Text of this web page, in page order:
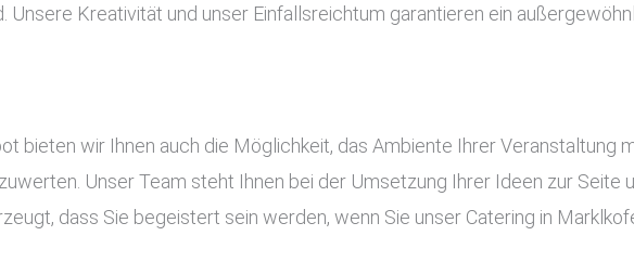
Kreativität und unser Einfallsreichtum garantieren ein
bieten wir Ihnen auch die Möglichkeit, das Ambiente Ihrer Veranstaltung
Unser Team steht Ihnen bei der Umsetzung Ihrer Ideen zur Seite
dass Sie begeistert sein werden, wenn Sie unser Catering in